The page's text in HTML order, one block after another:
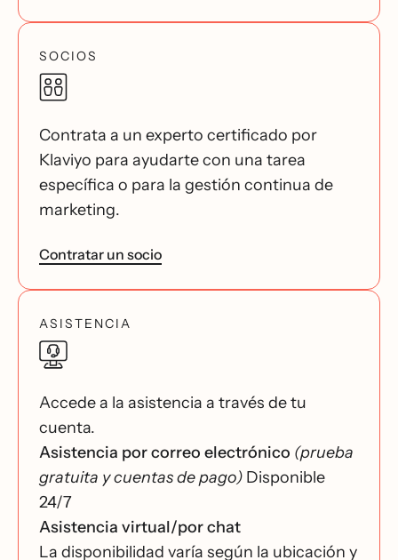
SOCIOS
Contrata a un experto certificado por
Klaviyo para ayudarte con una tarea
específica o para la gestión continua de
marketing.
Contratar un socio
ASISTENCIA
Accede a la asistencia a través de tu
cuenta.
Asistencia por correo electrónico (prueba
gratuita y cuentas de pago) Disponible
24/7
Asistencia virtual/por chat
La disponibilidad varía según la ubicación y